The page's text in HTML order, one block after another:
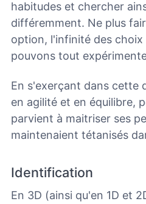
habitudes et chercher
différemment. Ne plus
option, l'infinité des choix
pouvons tout
En s'exerçant dans cette
en agilité et en équilibre,
parvient à maitriser ses
maintenaient tétanisés
Identification
En 3D (ainsi qu'en 1D et